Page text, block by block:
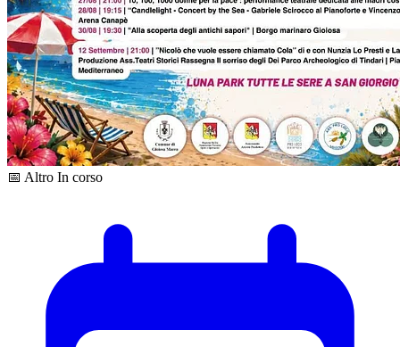
📅 Altro In corso